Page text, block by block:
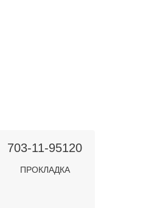
703-11-95120
ПРОКЛАДКА